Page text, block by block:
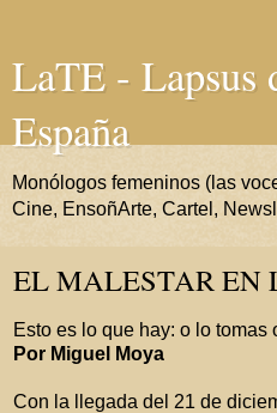
LaTE - Lapsus
España
Monólogos femeninos (las
Cine, EnsoñArte, Cartel,
EL MALESTAR EN
Esto es lo que hay: o lo tomas
Por Miguel Moya
Con la llegada del 21 de